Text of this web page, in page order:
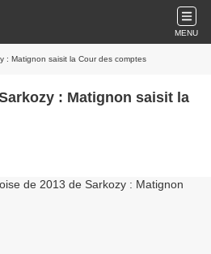
MENU
: Matignon saisit la Cour des comptes
: Matignon saisit la